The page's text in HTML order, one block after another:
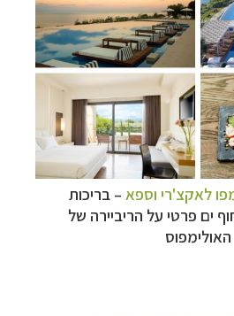
לאקצ'רי וספא – בריכות
ים פרטי על הריביירה של
האולימפוס